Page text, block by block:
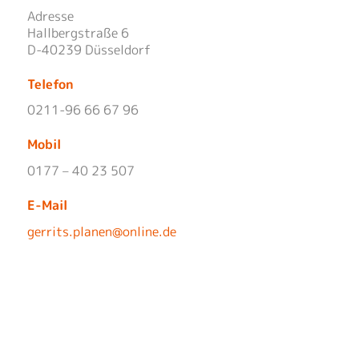
Adresse
Hallbergstraße 6
D-40239 Düsseldorf
Telefon
0211-96 66 67 96
Mobil
0177 – 40 23 507
E-Mail
gerrits.planen@online.de